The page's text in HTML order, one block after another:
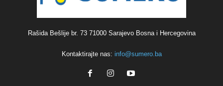
Rašida Bešlije br. 73 71000 Sarajevo Bosna i Hercegovina
Kontaktirajte nas: info@sumero.ba